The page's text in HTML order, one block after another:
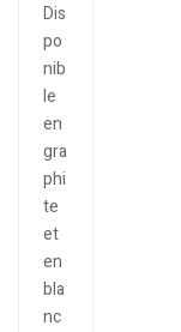
Dis
po
nib
le
en
gra
phi
te
et
en
bla
nc